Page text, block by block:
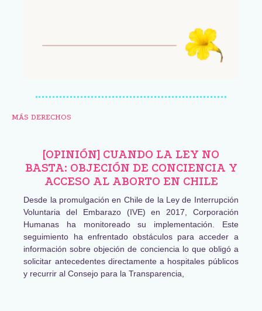
MÁS DERECHOS
[OPINIÓN] CUANDO LA LEY NO
BASTA: OBJECIÓN DE CONCIENCIA Y
ACCESO AL ABORTO EN CHILE
Desde la promulgación en Chile de la Ley de Interrupción
Voluntaria del Embarazo (IVE) en 2017, Corporación
Humanas ha monitoreado su implementación. Este
seguimiento ha enfrentado obstáculos para acceder a
información sobre objeción de conciencia lo que obligó a
solicitar antecedentes directamente a hospitales públicos
y recurrir al Consejo para la Transparencia,